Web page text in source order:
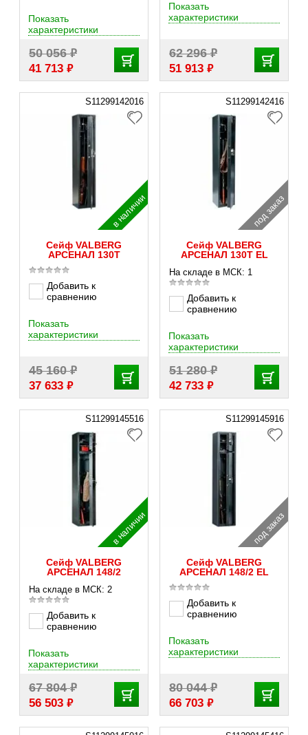
50 056₽
41 713 ₽
Показать
характеристики
62 296₽
51 913 ₽
Показать
характеристики
S11299142016
в наличии
Сейф VALBERG
АРСЕНАЛ 130Т
Добавить к
сравнению
45 160₽
37 633 ₽
Показать
характеристики
S11299142416
под заказ
Сейф VALBERG
АРСЕНАЛ 130Т EL
На складе в МСК: 1
Добавить к
сравнению
51 280₽
42 733 ₽
Показать
характеристики
S11299145516
в наличии
Сейф VALBERG
АРСЕНАЛ 148/2
На складе в МСК: 2
Добавить к
сравнению
67 804₽
56 503 ₽
Показать
характеристики
S11299145916
под заказ
Сейф VALBERG
АРСЕНАЛ 148/2 EL
Добавить к
сравнению
80 044₽
66 703 ₽
Показать
характеристики